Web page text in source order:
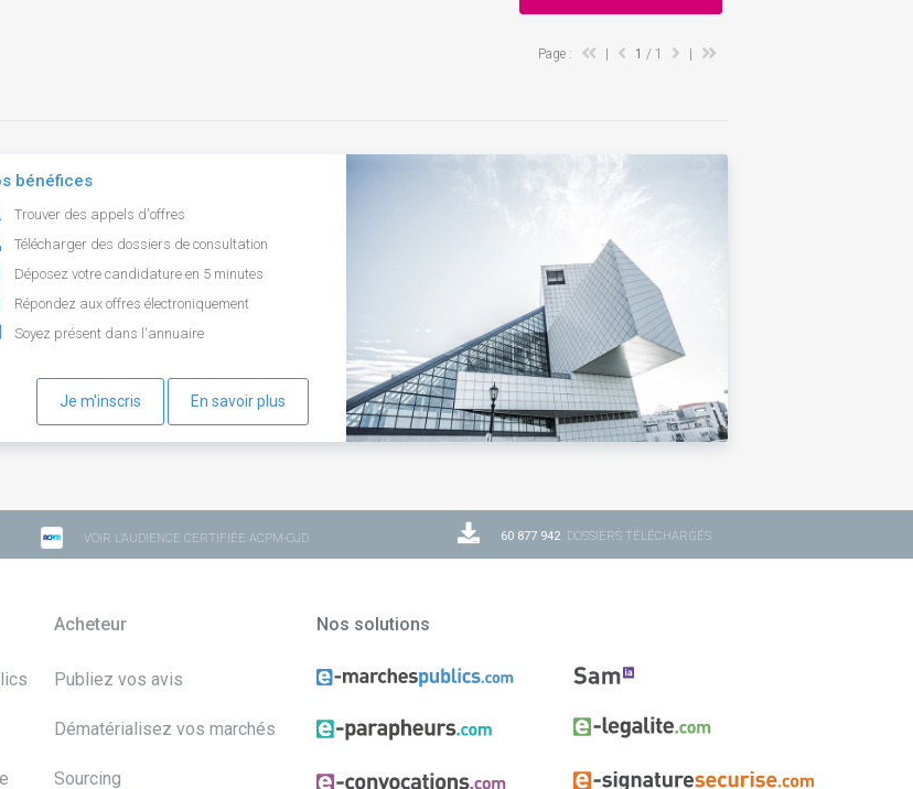
Page : 1 / 1
bénéfices
Trouver des appels d'offres
Télécharger des dossiers de consultation
Déposez votre candidature en 5 minutes
Répondez aux offres électroniquement
Soyez présent dans l'annuaire
Je m'inscris En savoir plus
VOIR L'AUDIENCE CERTIFIÉE ACPM-OJD 60 877 942DOSSIERS TÉLÉCHARGÉS
Acheteur
Publiez vos avis
Dématérialisez vos marchés
Sourcing
Nos solutions